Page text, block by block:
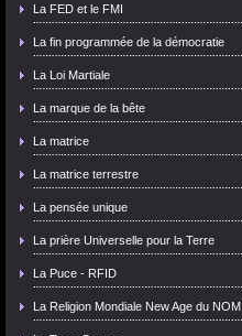
La FED et le FMI
La fin programmée de la démocratie
La Loi Martiale
La marque de la bête
La matrice
La matrice terrestre
La pensée unique
La prière Universelle pour la Terre
La Puce - RFID
La Religion Mondiale New Age du NOM